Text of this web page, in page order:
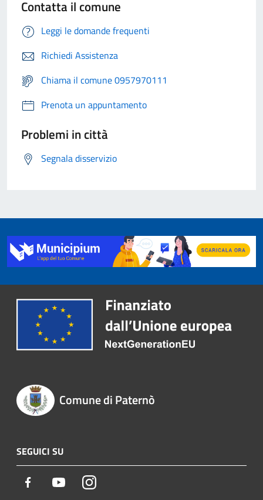
Contatta il comune
Leggi le domande frequenti
Richiedi Assistenza
Chiama il comune 0957970111
Prenota un appuntamento
Problemi in città
Segnala disservizio
Comune di Paternò
SEGUICI SU
Facebook YoutubeInstagram